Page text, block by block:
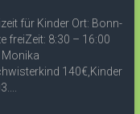
für Kinder Ort: Bonn-
8:30 – 16:00
Monika
140€,Kinder